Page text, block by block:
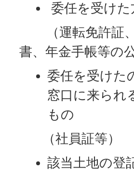
委任を受け
（運転免許証、
書、年金手帳等の
委任を受けた
窓口に来られ
もの
（社員証等）
該当土地の登